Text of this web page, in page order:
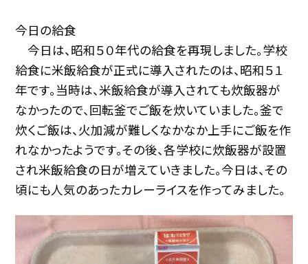
今日の給食
今日は、昭和５０年代の給食を再現しました。学校
給食に米飯給食が正式に導入されたのは、昭和５１
年です。当時は、米飯給食が導入されても炊飯器が
なかったので、回転釜でご飯を炊いていました。釜で
炊くご飯は、火加減が難しくなかなか上手にご飯を作
れなかったようです。その後、各学校に炊飯器が設置
され米飯給食の日が増えていきました。今日は、その
頃にも人気のあったカレーライスを作ってみました。